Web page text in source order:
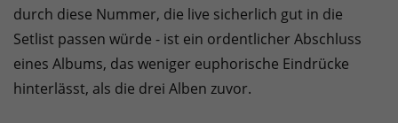
durch diese Nummer, die live sicherlich gut in die
Setlist passen würde - ist ein ordentlicher Abschluss
eines Albums, das weniger euphorische Eindrücke
hinterlässt, als die drei Alben zuvor.